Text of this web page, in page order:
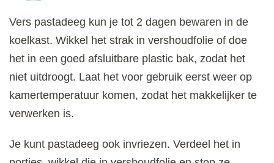
Vers pastadeeg kun je tot 2 dagen bewaren in de
koelkast. Wikkel het strak in vershoudfolie of doe
het in een goed afsluitbare plastic bak, zodat het
niet uitdroogt. Laat het voor gebruik eerst weer op
kamertemperatuur komen, zodat het makkelijker te
verwerken is.
Je kunt pastadeeg ook invriezen. Verdeel het in